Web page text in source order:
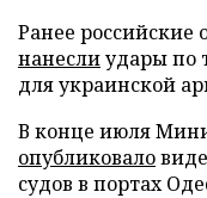
Ранее российские
нанеслиудары по
для украинской
В конце июля
опубликовало
судов в портах